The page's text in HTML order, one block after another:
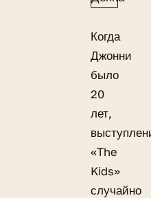
Когда
Джонни
было
20
лет,
«The
Kids»
случайно